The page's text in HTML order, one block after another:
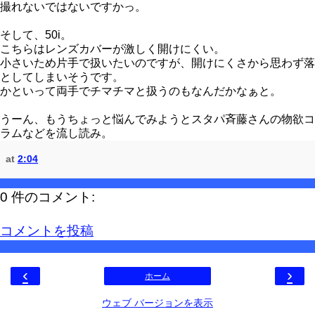
撮れないではないですかっ。
そして、50i。
こちらはレンズカバーが激しく開けにくい。
小さいため片手で扱いたいのですが、開けにくさから思わず落
としてしまいそうです。
かといって両手でチマチマと扱うのもなんだかなぁと。
うーん、もうちょっと悩んでみようとスタパ斉藤さんの物欲コ
ラムなどを流し読み。
at 2:04
0 件のコメント:
コメントを投稿
‹ ›
ホーム
ウェブ バージョンを表示